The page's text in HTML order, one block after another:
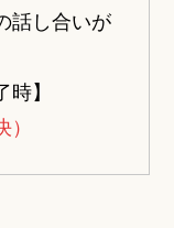
話し合いが
】